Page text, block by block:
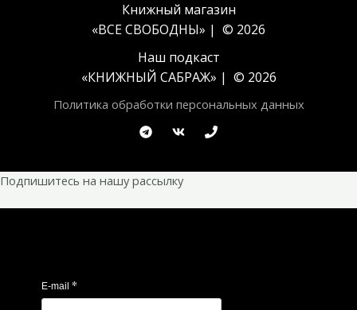
Книжный магазин
«ВСЕ СВОБОДНЫ» | © 2026
Наш подкаст
«КНИЖНЫЙ САБРАЖ» | © 2026
Политика обработки персональных данных
Подпишитесь на нашу рассылку
E-mail *